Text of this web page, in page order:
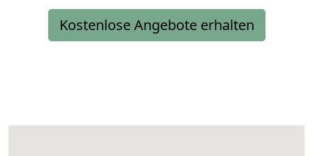
Kostenlose Angebote erhalten